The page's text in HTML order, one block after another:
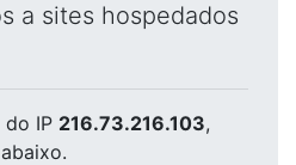
a sites hospedados
do IP 216.73.216.103,